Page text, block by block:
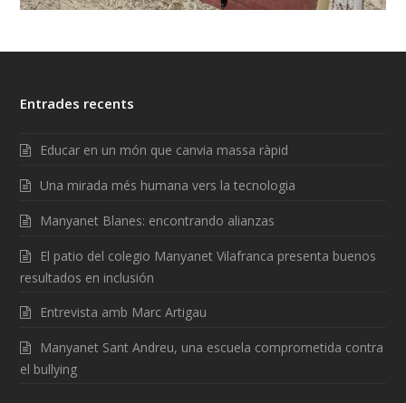
Entrades recents
Educar en un món que canvia massa ràpid
Una mirada més humana vers la tecnologia
Manyanet Blanes: encontrando alianzas
El patio del colegio Manyanet Vilafranca presenta buenos
resultados en inclusión
Entrevista amb Marc Artigau
Manyanet Sant Andreu, una escuela comprometida contra
el bullying